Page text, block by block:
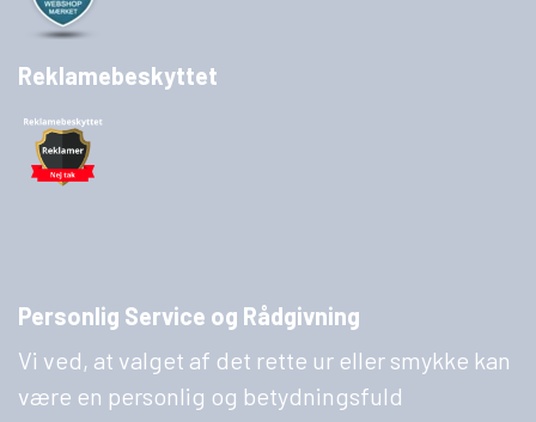
Reklamebeskyttet
Personlig Service og Rådgivning
Vi ved, at valget af det rette ur eller smykke kan
være en personlig og betydningsfuld